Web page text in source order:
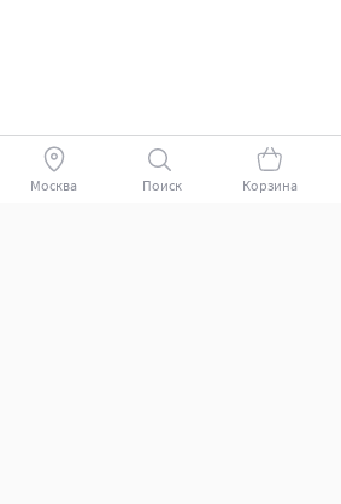
Москва Поиск Корзина